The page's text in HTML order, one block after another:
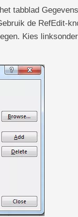
tabblad
de RefEdit-
Kies